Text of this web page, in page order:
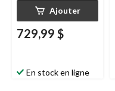
Ajouter
729,99 $
En stock en ligne